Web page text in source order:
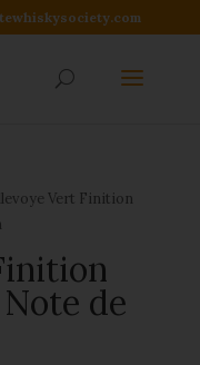
Vert Finition
de